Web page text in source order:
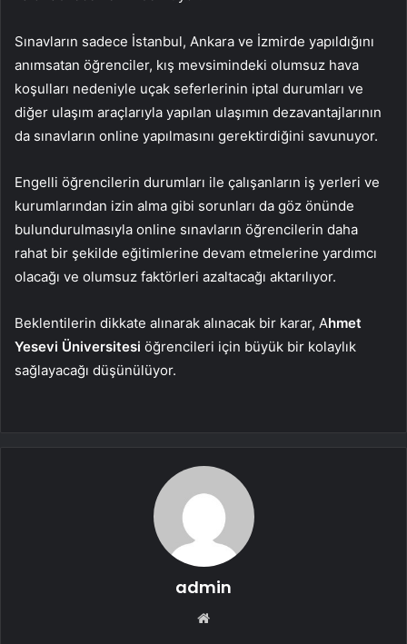
Sınavların sadece İstanbul, Ankara ve İzmirde yapıldığını
anımsatan öğrenciler, kış mevsimindeki olumsuz hava
koşulları nedeniyle uçak seferlerinin iptal durumları ve
diğer ulaşım araçlarıyla yapılan ulaşımın dezavantajlarının
da sınavların online yapılmasını gerektirdiğini savunuyor.
Engelli öğrencilerin durumları ile çalışanların iş yerleri ve
kurumlarından izin alma gibi sorunları da göz önünde
bulundurulmasıyla online sınavların öğrencilerin daha
rahat bir şekilde eğitimlerine devam etmelerine yardımcı
olacağı ve olumsuz faktörleri azaltacağı aktarılıyor.
Beklentilerin dikkate alınarak alınacak bir karar, Ahmet
Yesevi Üniversitesi öğrencileri için büyük bir kolaylık
sağlayacağı düşünülüyor.
admin
Web